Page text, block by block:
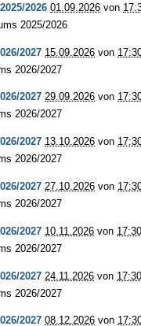
2026 01.09.2026 von
2025/2026
2027 15.09.2026 von
2026/2027
2027 29.09.2026 von
2026/2027
2027 13.10.2026 von
2026/2027
2027 27.10.2026 von
2026/2027
2027 10.11.2026 von 17:30
2026/2027
2027 24.11.2026 von 17:30
2026/2027
2027 08.12.2026 von